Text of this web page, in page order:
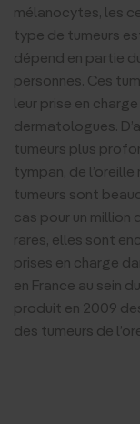
mélanocytes, les
type de tumeurs
dépend en partie
personnes. Ces
leur prise en
dermatologues.
tumeurs plus
tympan, de l’oreille
tumeurs sont
cas pour un million
rares, elles sont
prises en charge
en France au sein
produit en 2009
des tumeurs de